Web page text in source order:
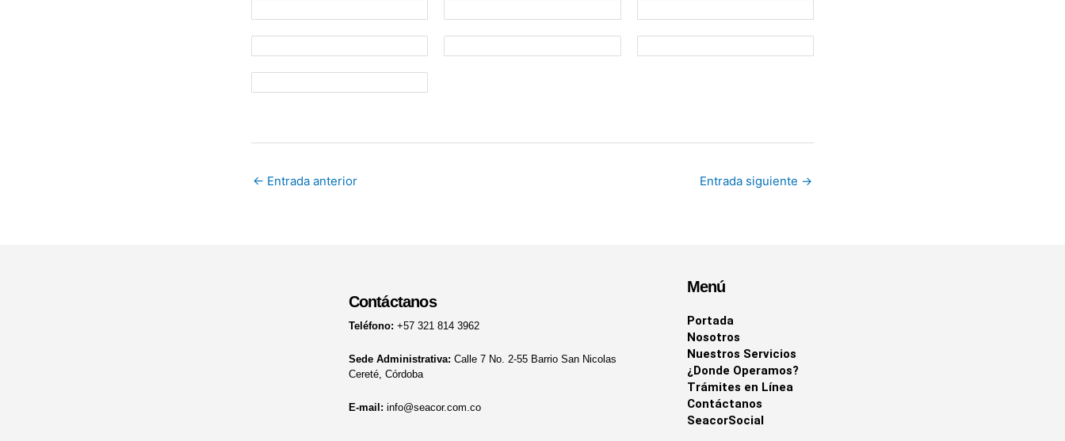
← Entrada anterior Entrada siguiente →
Contáctanos
Teléfono: +57 321 814 3962
Sede Administrativa: Calle 7 No. 2-55 Barrio San Nicolas
Cereté, Córdoba
E-mail: info@seacor.com.co
Menú
Portada
Nosotros
Nuestros Servicios
¿Donde Operamos?
Trámites en Línea
Contáctanos
SeacorSocial